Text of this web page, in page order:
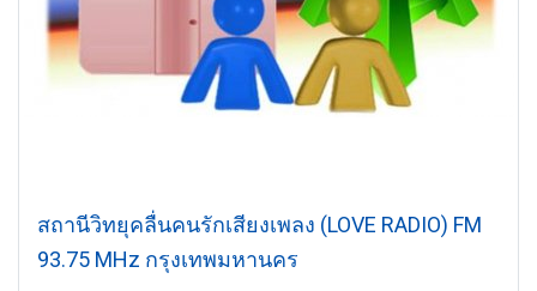
สถานีวิทยุคลื่นคนรักเสียงเพลง (LOVE RADIO) FM
93.75 MHz กรุงเทพมหานคร